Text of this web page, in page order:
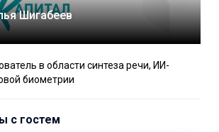
Шигабеев
в области синтеза речи, ИИ-
биометрии
с гостем